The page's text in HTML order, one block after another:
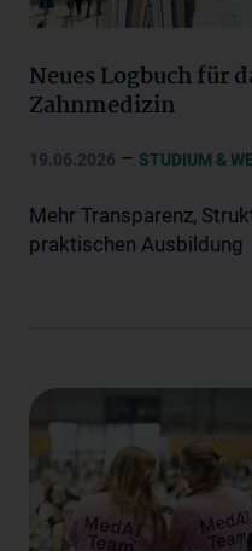
Neues Logbuch für
Zahnmedizin
19.06.2026 – STUDIUM &
Mehr Transparenz,
praktischen Ausbildung